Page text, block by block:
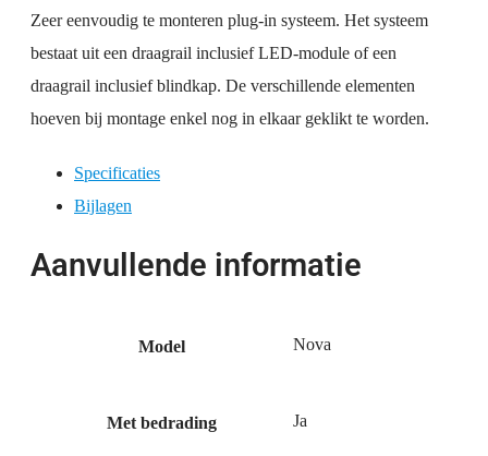
Zeer eenvoudig te monteren plug-in systeem. Het systeem
bestaat uit een draagrail inclusief LED-module of een
draagrail inclusief blindkap. De verschillende elementen
hoeven bij montage enkel nog in elkaar geklikt te worden.
Specificaties
Bijlagen
Aanvullende informatie
Model Nova
Met bedrading Ja